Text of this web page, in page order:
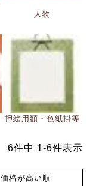
人物
押絵用額・色紙掛等
6件中 1-6件表示
価格が高い順